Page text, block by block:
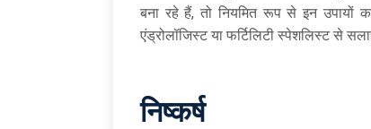
बना रहे हैं, तो नियमित रूप से इन
एंड्रोलॉजिस्ट या फर्टिलिटी स्पेशलिस्ट से
निष्कर्ष